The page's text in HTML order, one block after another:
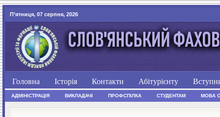
П’ятниця, 07 серпня, 2026
Головна Історія Контакти Абітурієнту
АДМІНІСТРАЦІЯ ВИКЛАДАЧІ ПРОФСПІЛКА СТУДЕНТАМ МОВА